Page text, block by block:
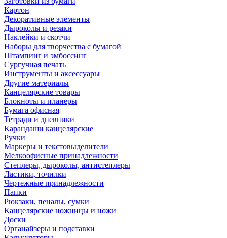
Картон
Декоративные элементы
Дыроколы и резаки
Наклейки и скотчи
Наборы для творчества с бумагой
Штампинг и эмбоссинг
Сургучная печать
Инструменты и аксессуары
Другие материалы
Канцелярские товары
Блокноты и планеры
Бумага офисная
Тетради и дневники
Карандаши канцелярские
Ручки
Маркеры и текстовыделители
Мелкоофисные принадлежности
Степлеры, дыроколы, антистеплеры
Ластики, точилки
Чертежные принадлежности
Папки
Рюкзаки, пеналы, сумки
Канцелярские ножницы и ножи
Доски
Органайзеры и подставки